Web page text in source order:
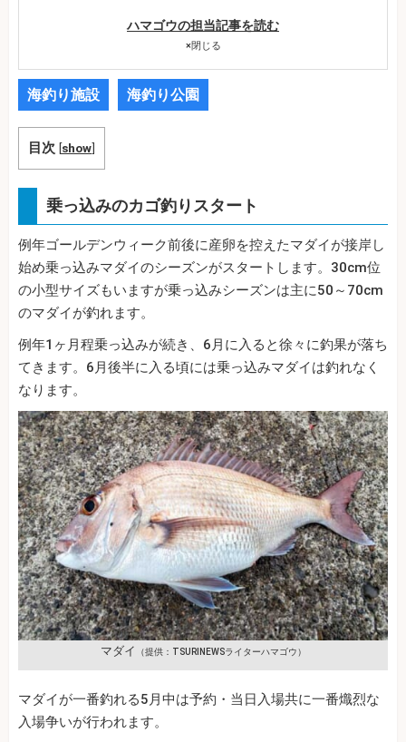
ハマゴウの担当記事を読む
×閉じる
海釣り施設 海釣り公園
目次 [show]
乗っ込みのカゴ釣りスタート
例年ゴールデンウィーク前後に産卵を控えたマダイが接岸し
始め乗っ込みマダイのシーズンがスタートします。30cm位
の小型サイズもいますが乗っ込みシーズンは主に50～70cm
のマダイが釣れます。
例年1ヶ月程乗っ込みが続き、6月に入ると徐々に釣果が落ち
てきます。6月後半に入る頃には乗っ込みマダイは釣れなく
なります。
マダイ （提供：TSURINEWSライターハマゴウ）
マダイが一番釣れる5月中は予約・当日入場共に一番熾烈な
入場争いが行われます。